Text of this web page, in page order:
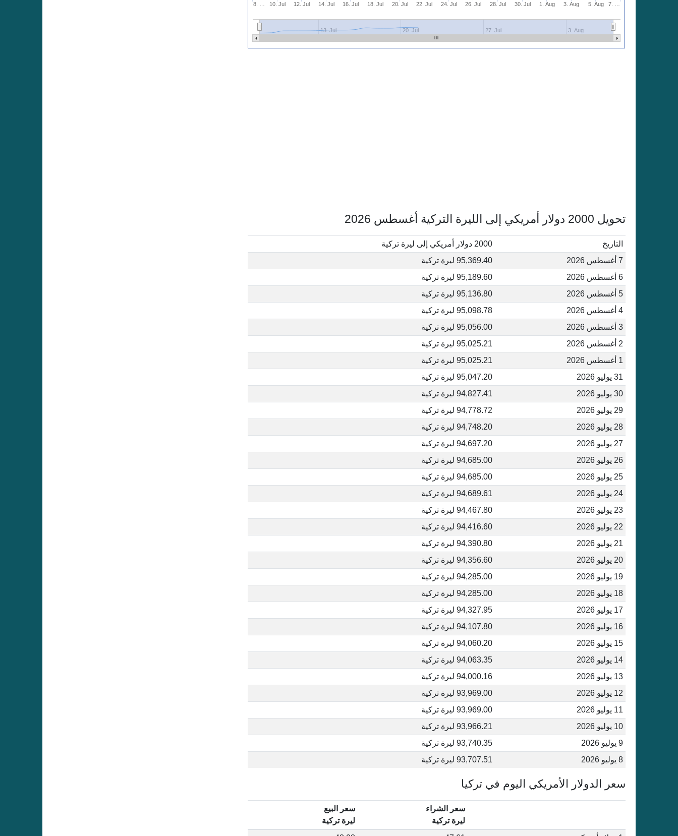
8. … 10. Jul 12. Jul 14. Jul 16. Jul 18. Jul 20. Jul 22. Jul 24. Jul 26. Jul 28. Jul 30. Jul 1. Aug 3. Aug 5. Aug 7. …
13. Jul 20. Jul 27. Jul 3. Aug
تحويل 2000 دولار أمريكي إلى الليرة التركية أغسطس 2026
التاريخ
2000 دولار أمريكي إلى ليرة تركية
7 أغسطس 2026
95,369.40 ليرة تركية
6 أغسطس 2026
95,189.60 ليرة تركية
5 أغسطس 2026
95,136.80 ليرة تركية
4 أغسطس 2026
95,098.78 ليرة تركية
3 أغسطس 2026
95,056.00 ليرة تركية
2 أغسطس 2026
95,025.21 ليرة تركية
1 أغسطس 2026
95,025.21 ليرة تركية
31 يوليو 2026
95,047.20 ليرة تركية
30 يوليو 2026
94,827.41 ليرة تركية
29 يوليو 2026
94,778.72 ليرة تركية
28 يوليو 2026
94,748.20 ليرة تركية
27 يوليو 2026
94,697.20 ليرة تركية
26 يوليو 2026
94,685.00 ليرة تركية
25 يوليو 2026
94,685.00 ليرة تركية
24 يوليو 2026
94,689.61 ليرة تركية
23 يوليو 2026
94,467.80 ليرة تركية
22 يوليو 2026
94,416.60 ليرة تركية
21 يوليو 2026
94,390.80 ليرة تركية
20 يوليو 2026
94,356.60 ليرة تركية
19 يوليو 2026
94,285.00 ليرة تركية
18 يوليو 2026
94,285.00 ليرة تركية
17 يوليو 2026
94,327.95 ليرة تركية
16 يوليو 2026
94,107.80 ليرة تركية
15 يوليو 2026
94,060.20 ليرة تركية
14 يوليو 2026
94,063.35 ليرة تركية
13 يوليو 2026
94,000.16 ليرة تركية
12 يوليو 2026
93,969.00 ليرة تركية
11 يوليو 2026
93,969.00 ليرة تركية
10 يوليو 2026
93,966.21 ليرة تركية
9 يوليو 2026
93,740.35 ليرة تركية
8 يوليو 2026
93,707.51 ليرة تركية
سعر الدولار الأمريكي اليوم في تركيا
سعر الشراء
ليرة تركية
سعر البيع
ليرة تركية